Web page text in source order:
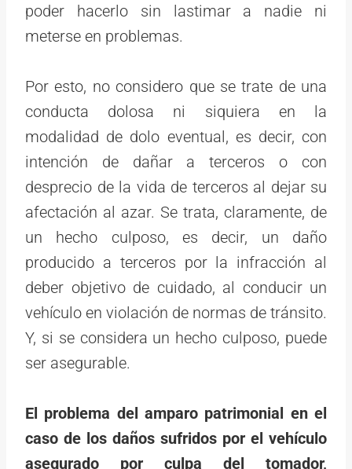
poder hacerlo sin lastimar a nadie ni
meterse en problemas.
Por esto, no considero que se trate de una
conducta dolosa ni siquiera en la
modalidad de dolo eventual, es decir, con
intención de dañar a terceros o con
desprecio de la vida de terceros al dejar su
afectación al azar. Se trata, claramente, de
un hecho culposo, es decir, un daño
producido a terceros por la infracción al
deber objetivo de cuidado, al conducir un
vehículo en violación de normas de tránsito.
Y, si se considera un hecho culposo, puede
ser asegurable.
El problema del amparo patrimonial en el
caso de los daños sufridos por el vehículo
asegurado por culpa del tomador,